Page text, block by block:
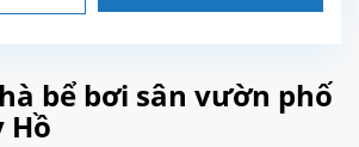
bể bơi sân vườn phố
Hồ